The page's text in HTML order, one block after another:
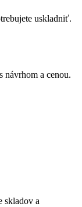
uskladniť.
návrhom a cenou.
skladov a